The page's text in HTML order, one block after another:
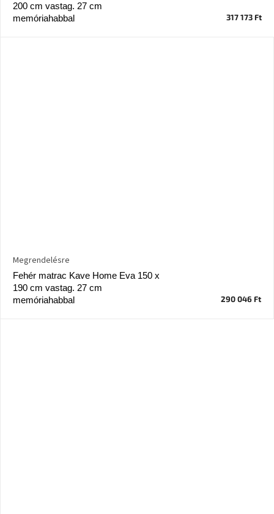
200 cm vastag. 27 cm
memóriahabbal
317 173 Ft
Fehér matrac Kave Home Eva 150 x
190 cm vastag. 27 cm
memóriahabbal
Megrendelésre
290 046 Ft